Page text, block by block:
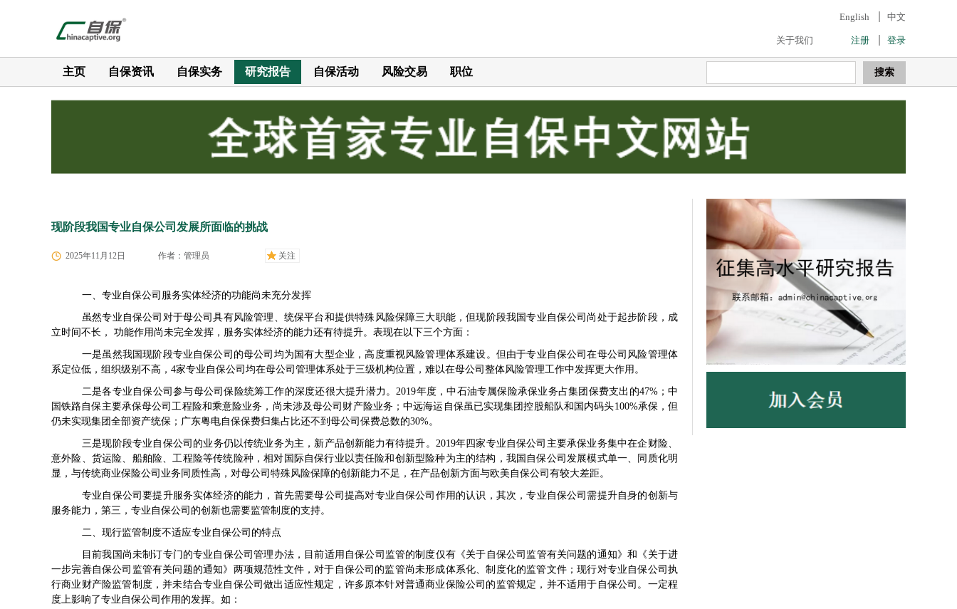
English 中文
关于我们 注册 登录
主页 自保资讯 自保实务 研究报告 自保活动 风险交易 职位
现阶段我国专业自保公司发展所面临的挑战
2025年11月12日 作者：管理员 关注
一、专业自保公司服务实体经济的功能尚未充分发挥
虽然专业自保公司对于母公司具有风险管理、统保平台和提供特殊风险保障三大职能，但现阶段我国专业自保公司尚处于起步阶段，成
立时间不长， 功能作用尚未完全发挥，服务实体经济的能力还有待提升。表现在以下三个方面：
一是虽然我国现阶段专业自保公司的母公司均为国有大型企业，高度重视风险管理体系建设。但由于专业自保公司在母公司风险管理体
系定位低，组织级别不高，4家专业自保公司均在母公司管理体系处于三级机构位置，难以在母公司整体风险管理工作中发挥更大作用。
二是各专业自保公司参与母公司保险统筹工作的深度还很大提升潜力。2019年度，中石油专属保险承保业务占集团保费支出的47%；中
国铁路自保主要承保母公司工程险和乘意险业务，尚未涉及母公司财产险业务；中远海运自保虽已实现集团控股船队和国内码头100%承保，但
仍未实现集团全部资产统保；广东粤电自保保费归集占比还不到母公司保费总数的30%。
三是现阶段专业自保公司的业务仍以传统业务为主，新产品创新能力有待提升。2019年四家专业自保公司主要承保业务集中在企财险、
意外险、货运险、船舶险、工程险等传统险种，相对国际自保行业以责任险和创新型险种为主的结构，我国自保公司发展模式单一、同质化明
显，与传统商业保险公司业务同质性高，对母公司特殊风险保障的创新能力不足，在产品创新方面与欧美自保公司有较大差距。
专业自保公司要提升服务实体经济的能力，首先需要母公司提高对专业自保公司作用的认识，其次，专业自保公司需提升自身的创新与
服务能力，第三，专业自保公司的创新也需要监管制度的支持。
二、现行监管制度不适应专业自保公司的特点
目前我国尚未制订专门的专业自保公司管理办法，目前适用自保公司监管的制度仅有《关于自保公司监管有关问题的通知》和《关于进
一步完善自保公司监管有关问题的通知》两项规范性文件，对于自保公司的监管尚未形成体系化、制度化的监管文件；现行对专业自保公司执
行商业财产险监管制度，并未结合专业自保公司做出适应性规定，许多原本针对普通商业保险公司的监管规定，并不适用于自保公司。一定程
度上影响了专业自保公司作用的发挥。如：